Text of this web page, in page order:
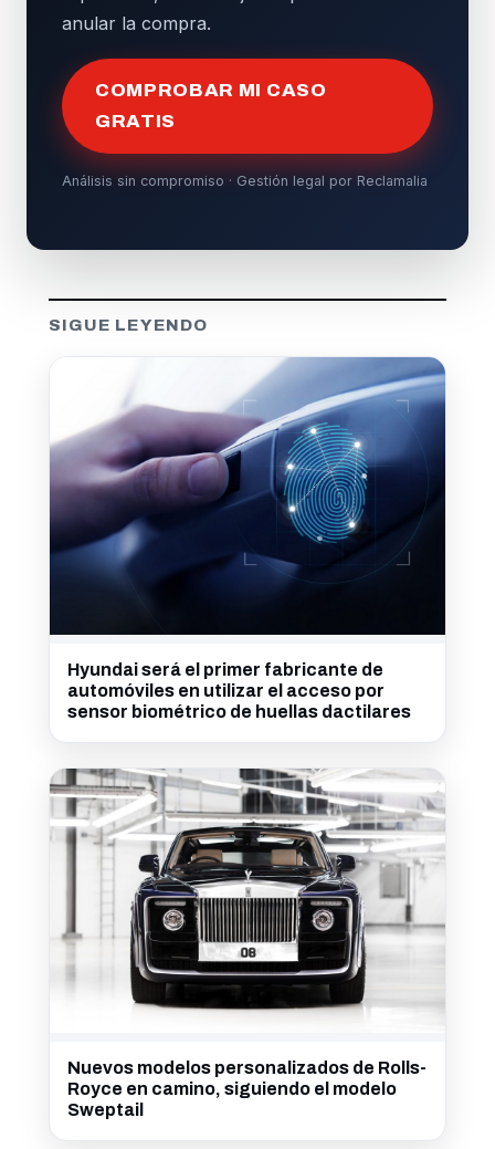
anular la compra.
COMPROBAR MI CASO
GRATIS
Análisis sin compromiso · Gestión legal por Reclamalia
SIGUE LEYENDO
Hyundai será el primer fabricante de
automóviles en utilizar el acceso por
sensor biométrico de huellas dactilares
Nuevos modelos personalizados de Rolls-
Royce en camino, siguiendo el modelo
Sweptail